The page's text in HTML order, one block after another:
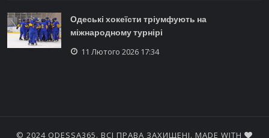
Одеські хокеїсти тріумфують на
міжнародному турнірі
11 Лютого 2026 17:34
© 2024 ODESSA365. ВСІ ПРАВА ЗАХИЩЕНІ. MADE WITH